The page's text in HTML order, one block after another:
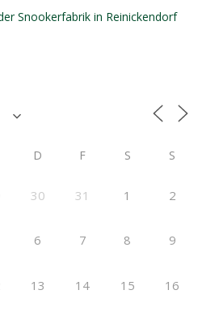
Snookerfabrik in Reinickendorf
D F S S
30 31 1 2
6 7 8 9
13 14 15 16